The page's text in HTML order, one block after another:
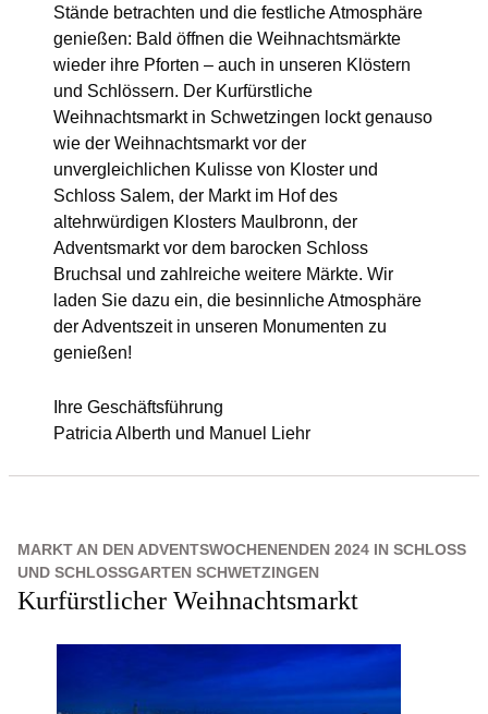
Stände betrachten und die festliche Atmosphäre
genießen: Bald öffnen die Weihnachtsmärkte
wieder ihre Pforten – auch in unseren Klöstern
und Schlössern. Der Kurfürstliche
Weihnachtsmarkt in Schwetzingen lockt genauso
wie der Weihnachtsmarkt vor der
unvergleichlichen Kulisse von Kloster und
Schloss Salem, der Markt im Hof des
altehrwürdigen Klosters Maulbronn, der
Adventsmarkt vor dem barocken Schloss
Bruchsal und zahlreiche weitere Märkte. Wir
laden Sie dazu ein, die besinnliche Atmosphäre
der Adventszeit in unseren Monumenten zu
genießen!
Ihre Geschäftsführung
Patricia Alberth und Manuel Liehr
MARKT AN DEN ADVENTSWOCHENENDEN 2024 IN SCHLOSS
UND SCHLOSSGARTEN SCHWETZINGEN
Kurfürstlicher Weihnachtsmarkt